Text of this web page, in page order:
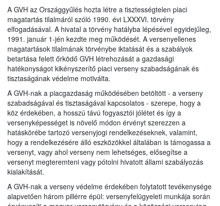
A GVH az Országgyűlés hozta létre a tisztességtelen piaci
magatartás tilalmáról szóló 1990. évi LXXXVI. törvény
elfogadásával. A hivatal a törvény hatályba lépésével egyidejűleg,
1991. január 1-jén kezdte meg működését. A versenyellenes
magatartások tilalmának törvénybe iktatását és a szabályok
betartása felett őrködő GVH létrehozását a gazdasági
hatékonyságot kikényszerítő piaci verseny szabadságának és
tisztaságának védelme motiválta.
A GVH-nak a piacgazdaság működésében betöltött - a verseny
szabadságával és tisztaságával kapcsolatos - szerepe, hogy a
köz érdekében, a hosszú távú fogyasztói jólétet és így a
versenyképességet is növelő módon érvényt szerezzen a
hatáskörébe tartozó versenyjogi rendelkezéseknek, valamint,
hogy a rendelkezésére álló eszközökkel általában is támogassa a
versenyt, vagy ahol verseny nem lehetséges, elősegítse a
versenyt megteremteni vagy pótolni hivatott állami szabályozás
kialakítását.
A GVH-nak a verseny védelme érdekében folytatott tevékenysége
alapvetően három pillérre épül: versenyfelügyeleti munkája során